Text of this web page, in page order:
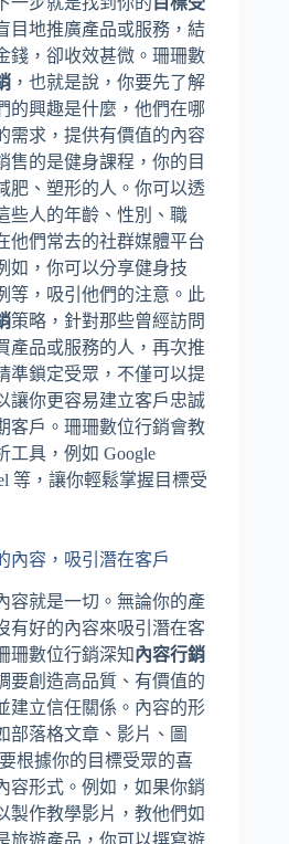
目地推廣產品或服務，結
錢，卻收效甚微。珊珊數
，也就是說，你要先了解
的興趣是什麼，他們在哪
需求，提供有價值的內容
售的是健身課程，你的目
肥、塑形的人。你可以透
些人的年齡、性別、職
他們常去的社群媒體平台
如，你可以分享健身技
等，吸引他們的注意。此
策略，針對那些曾經訪問
產品或服務的人，再次推
準鎖定受眾，不僅可以提
讓你更容易建立客戶忠誠
客戶。珊珊數位行銷會教
工具，例如 Google
等，讓你輕鬆掌握目標受
內容，吸引潛在客戶
容就是一切。無論你的產
有好的內容來吸引潛在客
珊數位行銷深知內容行銷
要創造高品質、有價值的
建立信任關係。內容的形
部落格文章、影片、圖
根據你的目標受眾的喜
容形式。例如，如果你銷
製作教學影片，教他們如